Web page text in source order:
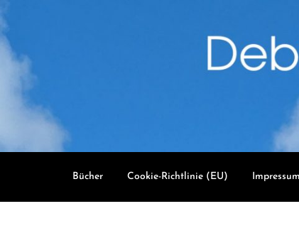
content
Bücher Cookie-Richtlinie (EU)